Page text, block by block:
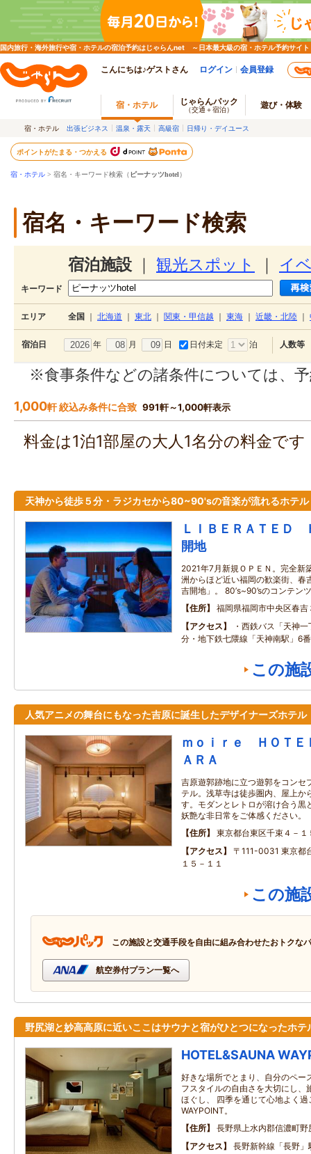
国内旅行・海外旅行や宿・ホテルの宿泊予約はじゃらんnet ～日本最大級の宿・ホテル予約サイト
こんにちは♪ゲストさん ログイン 会員登録
宿・ホテル じゃらんパック
（交通＋宿泊） 遊び・体験
宿・ホテル 出張ビジネス 温泉・露天 高級宿 日帰り・デイユース
ポイントがたまる・つかえる
宿・ホテル > 宿名・キーワード検索（ ピーナッツhotel）
宿名・キーワード検索
宿泊施設 観光スポット イ
キーワード
エリア 全国 北海道 東北 関東・甲信越 東海 近畿・北陸
宿泊日 年 月 日 日付未定 泊 人数等
※食事条件などの諸条件については、
1,000軒 絞込み条件に合致 991軒～1,000軒表示
料金は1泊1部屋の大人1名分の料金で
天神から徒歩５分・ラジカセから80~90'sの音楽が流れるホテル
ＬＩＢＥＲＡＴＥＤ
開地
2021年7月新規ＯＰＥＮ。完全新
洲からほど近い福岡の歓楽街、春
吉開地」。 80’s~90’sのコンテン
住所
福岡県福岡市中央区春
アクセス
・西鉄バス「天神
分・地下鉄七隈線「天神南駅」6
この施
人気アニメの舞台にもなった吉原に誕生したデザイナーズホテル
ｍｏｉｒｅ ＨＯＴ
ＡＲＡ
吉原遊郭跡地に立つ遊郭をコンセ
テル。浅草寺は徒歩圏内、屋上か
す。モダンとレトロが溶け合う黒
妖艶な非日常をご体感ください。
住所
東京都台東区千束４－１
アクセス
〒111-0031 東京都
１５－１１
この施
この施設と交通手段を自由に組み合わせたおトクな
航空券付プラン一覧へ
野尻湖と妙高高原に近いここはサウナと宿がひとつになったホテ
HOTEL&SAUNA
好きな場所でとまり、自分のペ
フスタイルの自由さを大切にし、
ほぐし、 四季を通じて心地よく
WAYPOINT。
住所
長野県上水内郡信濃町野
アクセス
長野新幹線「長野